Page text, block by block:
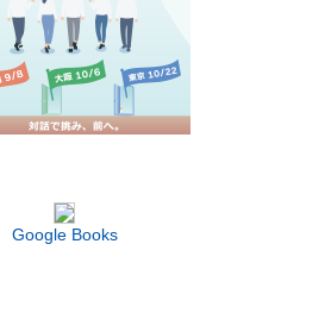
Google Books